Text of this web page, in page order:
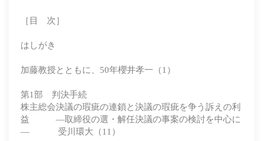
［目 次］
はしがき
加藤教授とともに、50年櫻井孝一（1）
第1部 判決手続
株主総会決議の瑕疵の連鎖と決議の瑕疵を争う訴えの利
益 ―取締役の選・解任決議の事案の検討を中心に
― 受川環大（11）